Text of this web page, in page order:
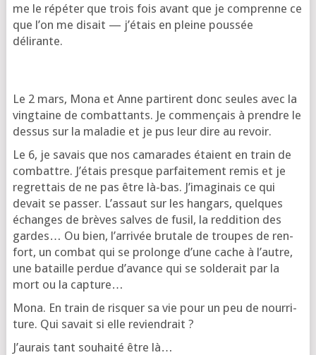
me le répé­ter que trois fois avant que je com­prenne ce
que l’on me disait — j’é­tais en pleine pous­sée
délirante.
Le 2 mars, Mona et Anne par­tirent donc seules avec la
ving­taine de com­bat­tants. Je com­men­çais à prendre le
des­sus sur la mala­die et je pus leur dire au revoir.
Le 6, je savais que nos cama­rades étaient en train de
com­battre. J’é­tais presque par­fai­te­ment remis et je
regret­tais de ne pas être là-bas. J’i­ma­gi­nais ce qui
devait se pas­ser. L’as­saut sur les han­gars, quelques
échanges de brèves salves de fusil, la red­di­tion des
gardes… Ou bien, l’ar­ri­vée bru­tale de troupes de ren­
fort, un com­bat qui se pro­longe d’une cache à l’autre,
une bataille per­due d’a­vance qui se sol­de­rait par la
mort ou la capture…
Mona. En train de ris­quer sa vie pour un peu de nour­ri­
ture. Qui savait si elle reviendrait ?
J’au­rais tant sou­hai­té être là…